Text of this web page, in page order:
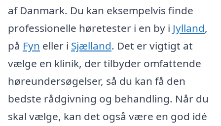
af Danmark. Du kan eksempelvis finde
professionelle høretester i en by i Jylland,
på Fyn eller i Sjælland. Det er vigtigt at
vælge en klinik, der tilbyder omfattende
høreundersøgelser, så du kan få den
bedste rådgivning og behandling. Når du
skal vælge, kan det også være en god idé